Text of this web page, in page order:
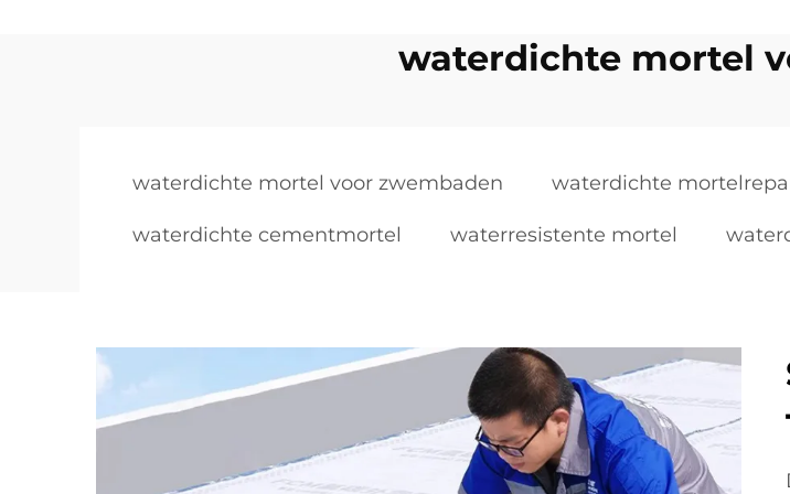
waterdichte mortel
waterdichte mortel voor zwembaden waterdichte
waterdichte cementmortel waterresistente mortel